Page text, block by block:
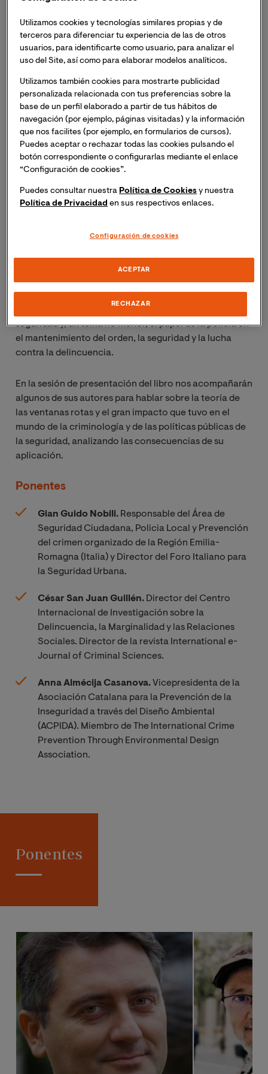
Inscripción necesaria. Recibirás el mismo día del
evento un enlace para acceder a la sesión online.
El Máster Universitario en Criminología: Delincuencia y
Victimología te invita aasistir a un conversatorio sobre
la Teoría de las Ventanas Rotas. Para ello, contaremos
con tres profesionales que han participado en el libro
“40 años de Ventanas Rotas”.
La teoría de las ventanas rotas tiene su origen en un
artículo publicado en marzo de 1982 en la revista
Atlantic Monthlybajo el título
Wilson y George L. Kelling. Cuatro décadas después, se
ha publicado la obra titulada
“40 años de ventanas
autores hacen una reflexión plural y multidisciplinar
capítulos del libro aparecen las políticas de tolerancia
cero, el diseño y gestión de los espacios públicos, el
urbanismo, la necesidad de tratamientos transversales
seguridad y, un tema no menor, el papel de la policía en
el mantenimiento del orden, la seguridad y la lucha
contra la delincuencia.
En la sesión de presentación del libro nos acompañarán
algunos de sus autores para hablar sobre la teoría de
las ventanas rotas y el gran impacto que tuvo en el
mundo de la criminología y de las políticas públicas de
la seguridad, analizando las consecuencias de su
aplicación.
Ponentes
Gian Guido Nobili. Responsable del Área de
Seguridad Ciudadana, Policia Local y Prevención
del crimen organizado de la Región Emilia-
Romagna (Italia) y Director del Foro Italiano para
la Seguridad Urbana.
César San Juan Guillén. Director del Centro
Internacional de Investigación sobre la
Delincuencia, la Marginalidad y las Relaciones
Sociales. Director de la revista International e-
Journal of Criminal Sciences.
Anna Almécija Casanova.Vicepresidenta de la
Asociación Catalana para la Prevención de la
Inseguridad a través del Diseño Ambiental
(ACPIDA). Miembro de The International Crime
Prevention Through Environmental Design
Association.
Ponentes
Utilizamos cookies y tecnologías similares propias y de
terceros para diferenciar tu experiencia de las de otros
usuarios, para identificarte como usuario, para analizar el
uso del Site, así como para elaborar modelos analíticos.
Utilizamos también cookies para mostrarte publicidad
personalizada relacionada con tus preferencias sobre la
base de un perfil elaborado a partir de tus hábitos de
navegación (por ejemplo, páginas visitadas) y la información
que nos facilites (por ejemplo, en formularios de cursos).
Puedes aceptar o rechazar todas las cookies pulsando el
botón correspondiente o configurarlas mediante el enlace
“Configuración de cookies”.
Puedes consultar nuestra Política de Cookies y nuestra
Política de Privacidad en sus respectivos enlaces.
Configuración de cookies
RECHAZAR
ACEPTAR